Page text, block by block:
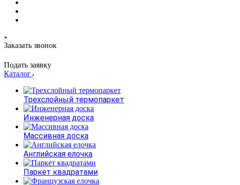
Заказать звонок
Подать заявку
Каталог
Трехслойный термопаркет
Инженерная доска
Массивная доска
Английская елочка
Паркет квадратами